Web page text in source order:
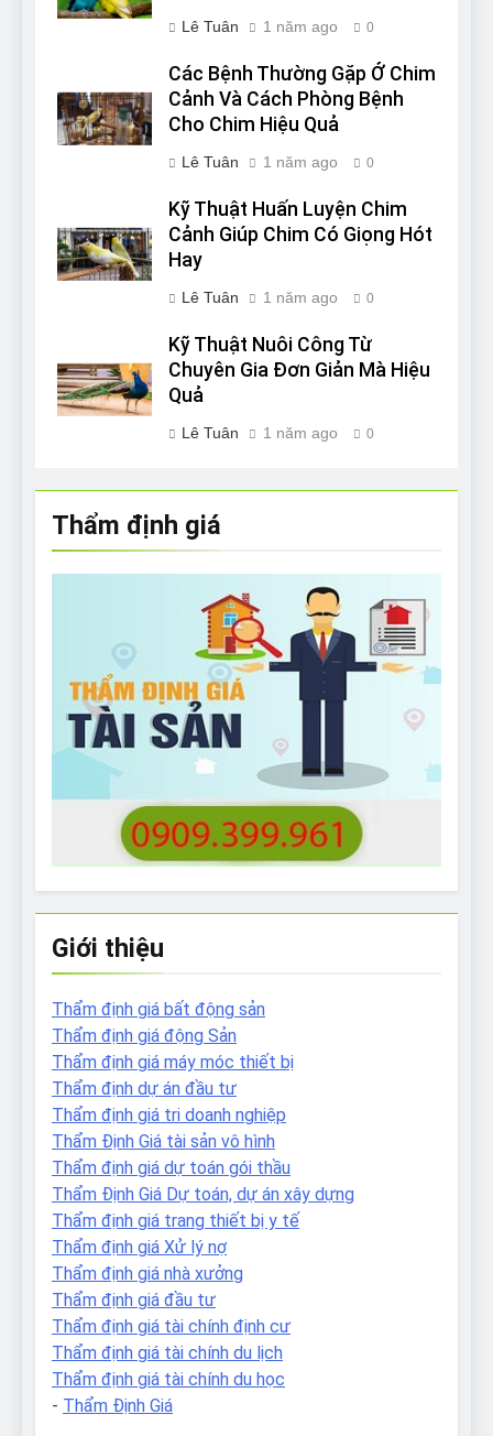
Lê Tuân 1 năm ago 0
Các Bệnh Thường Gặp Ở Chim
Cảnh Và Cách Phòng Bệnh
Cho Chim Hiệu Quả
Lê Tuân 1 năm ago 0
Kỹ Thuật Huấn Luyện Chim
Cảnh Giúp Chim Có Giọng Hót
Hay
Lê Tuân 1 năm ago 0
Kỹ Thuật Nuôi Công Từ
Chuyên Gia Đơn Giản Mà Hiệu
Quả
Lê Tuân 1 năm ago 0
Thẩm định giá
Giới thiệu
Thẩm định giá bất động sản
Thẩm định giá động Sản
Thẩm định giá máy móc thiết bị
Thẩm định dự án đầu tư
Thẩm định giá tri doanh nghiệp
Thẩm Định Giá tài sản vô hình
Thẩm định giá dự toán gói thầu
Thẩm Định Giá Dự toán, dự án xây dựng
Thẩm định giá trang thiết bị y tế
Thẩm định giá Xử lý nợ
Thẩm định giá nhà xưởng
Thẩm định giá đầu tư
Thẩm định giá tài chính định cư
Thẩm định giá tài chính du lịch
Thẩm định giá tài chính du học
- Thẩm Định Giá